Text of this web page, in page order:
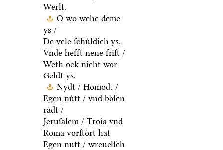
Werlt.
O wo wehe deme
ys /
De vele ſchuͤldich ys.
Vnde hefft nene friſt /
Weth ock nicht wor
Geldt ys.
Nydt / Homodt /
Egen nuͤtt / vnd boͤſen
raͤdt /
Jeruſalem / Troia vnd
Roma vorſtoͤrt hat.
Egen nutt / wreuelſch